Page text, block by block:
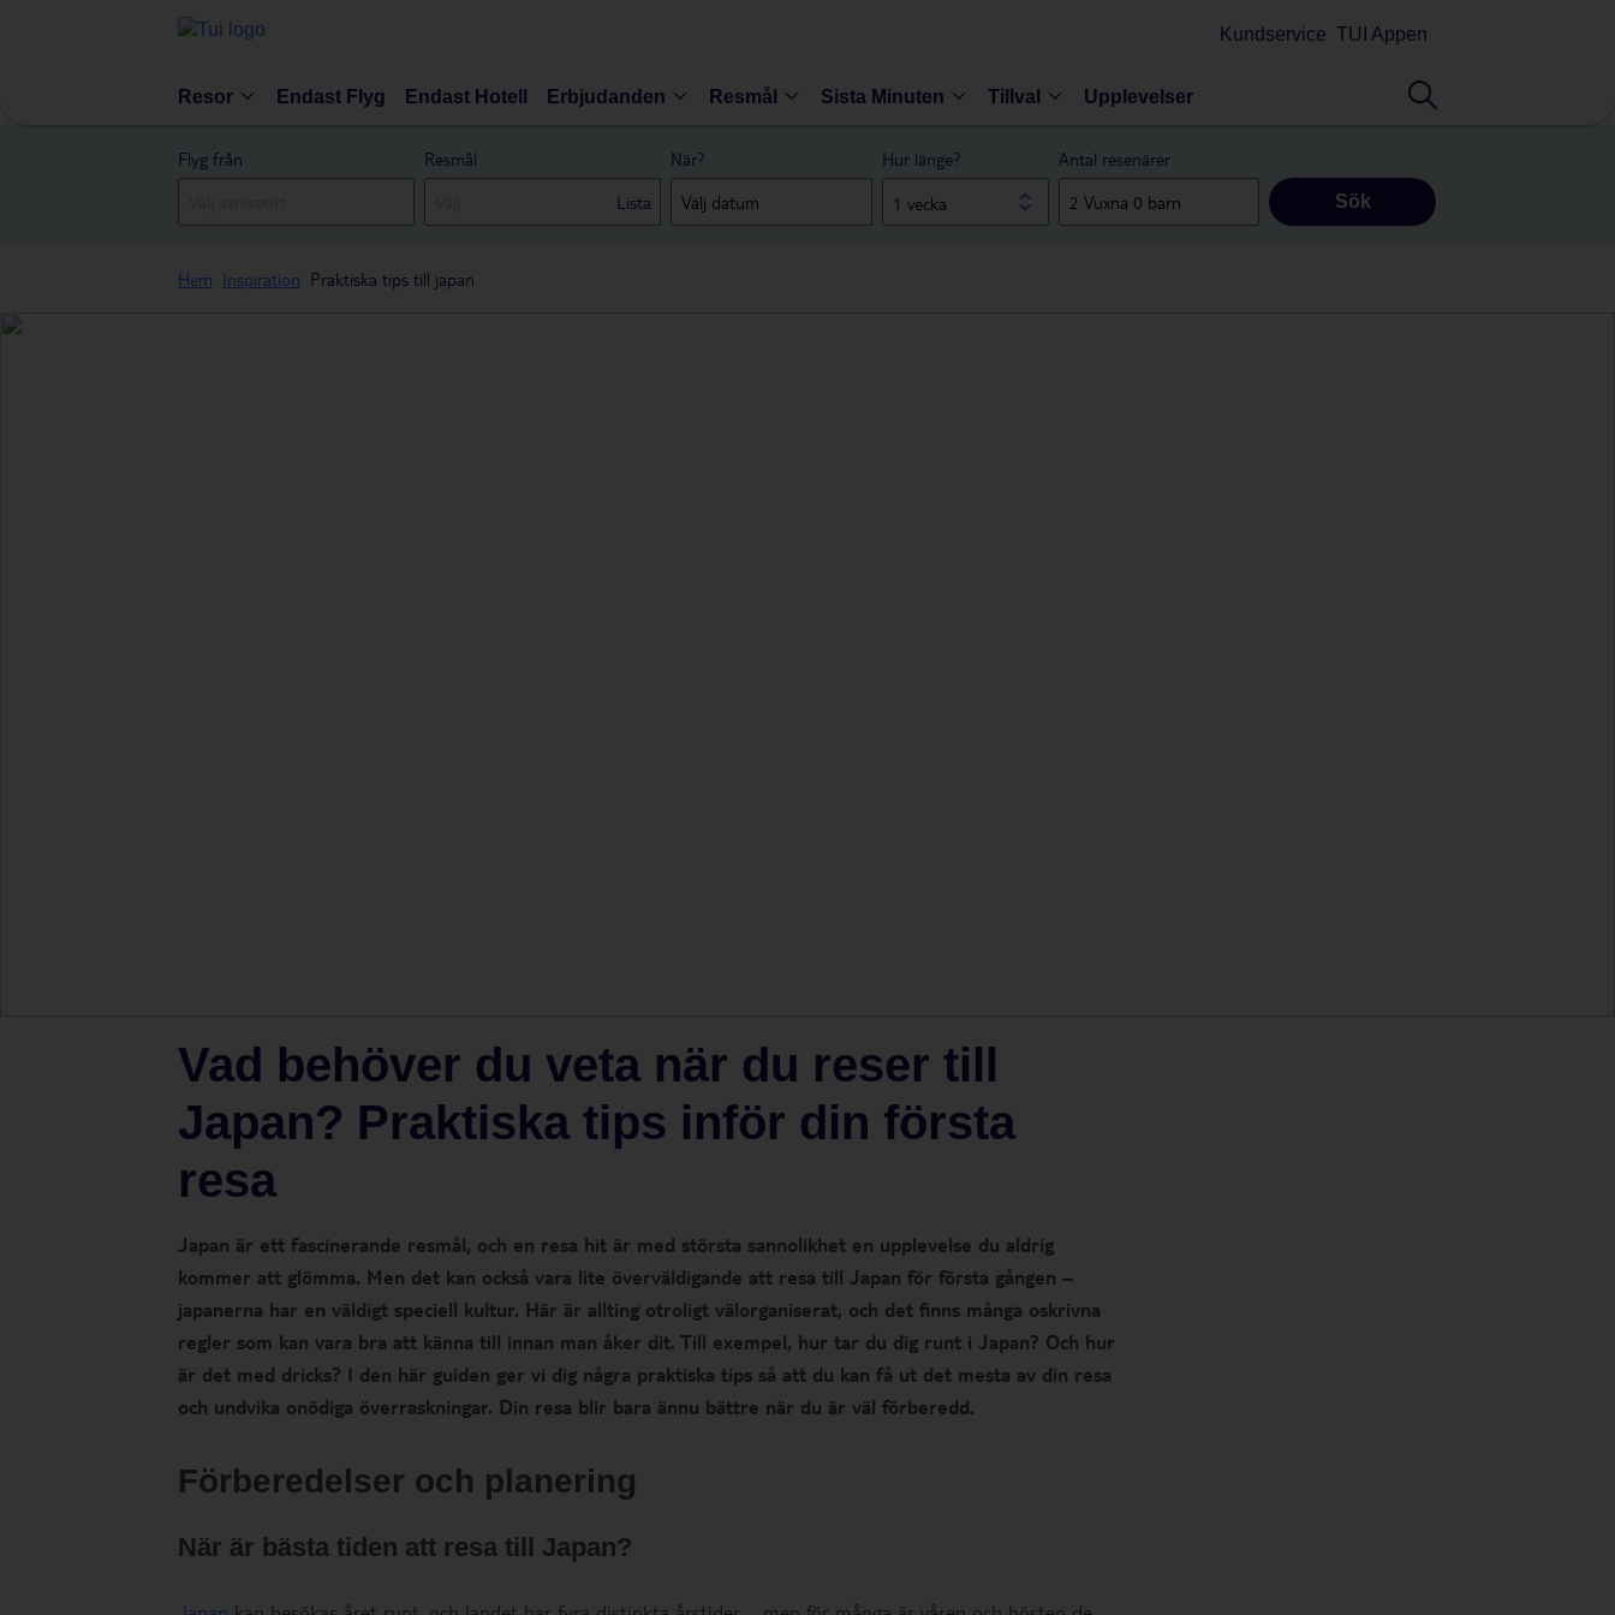
Kundservice TUI Appen
Resor Endast Flyg Endast Hotell Erbjudanden Resmål Sista Minuten Tillval Upplevelser
Flyg från
Resmål
Lista
När? Hur länge?
1 vecka
Antal resenärer
Sök
Hem Inspiration Praktiska tips till japan
Vad behöver du veta när du reser till
Japan? Praktiska tips inför din första
resa
Japan är ett fascinerande resmål, och en resa hit är med största sannolikhet en upplevelse du aldrig
kommer att glömma. Men det kan också vara lite överväldigande att resa till Japan för första gången –
japanerna har en väldigt speciell kultur. Här är allting otroligt välorganiserat, och det finns många oskrivna
regler som kan vara bra att känna till innan man åker dit. Till exempel, hur tar du dig runt i Japan? Och hur
är det med dricks? I den här guiden ger vi dig några praktiska tips så att du kan få ut det mesta av din resa
och undvika onödiga överraskningar. Din resa blir bara ännu bättre när du är väl förberedd.
Förberedelser och planering
När är bästa tiden att resa till Japan?